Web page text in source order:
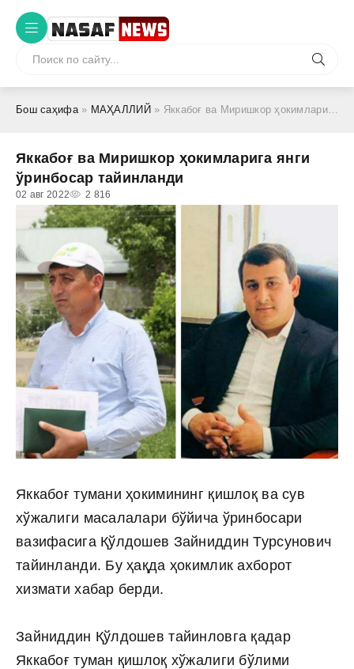
Бош саҳифа» МАҲАЛЛИЙ » Яккабоғ ва Миришкор ҳокимларига янги ўринбосар тайинланди
Яккабоғ ва Миришкор ҳокимларига янги
ўринбосар тайинланди
02 авг 2022 2 816
Яккабоғ тумани ҳокимининг қишлоқ ва сув
хўжалиги масалалари бўйича ўринбосари
вазифасига Қўлдошев Зайниддин Турсунович
тайинланди. Бу ҳақда ҳокимлик ахборот
хизмати хабар берди.
Зайниддин Қўлдошев тайинловга қадар
Яккабоғ туман қишлоқ хўжалиги бўлими